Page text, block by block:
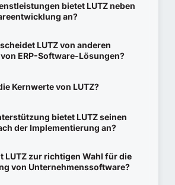
bietet LUTZ neben
an?
LUTZ von anderen
ERP-Software-Lösungen?
Kernwerte von LUTZ?
bietet LUTZ seinen
der Implementierung an?
LUTZ zur richtigen Wahl für die
von Unternehmenssoftware?